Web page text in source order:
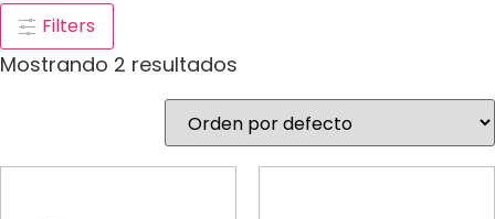
Filters
Mostrando 2 resultados